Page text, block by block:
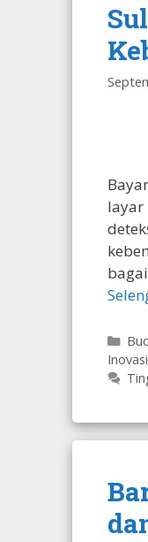
layar
Inovasi